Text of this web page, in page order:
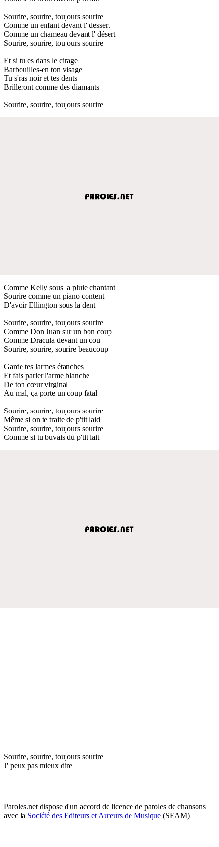
Sourire, sourire, toujours sourire
Comme un enfant devant l' dessert
Comme un chameau devant l' désert
Sourire, sourire, toujours sourire
Et si tu es dans le cirage
Barbouilles-en ton visage
Tu s'ras noir et tes dents
Brilleront comme des diamants
Sourire, sourire, toujours sourire
Comme Kelly sous la pluie chantant
Sourire comme un piano content
D'avoir Ellington sous la dent
Sourire, sourire, toujours sourire
Comme Don Juan sur un bon coup
Comme Dracula devant un cou
Sourire, sourire, sourire beaucoup
Garde tes larmes étanches
Et fais parler l'arme blanche
De ton cœur virginal
Au mal, ça porte un coup fatal
Sourire, sourire, toujours sourire
Même si on te traite de p'tit laid
Sourire, sourire, toujours sourire
Comme si tu buvais du p'tit lait
Sourire, sourire, toujours sourire
J' peux pas mieux dire
Paroles.net dispose d'un accord de licence de paroles de chansons
avec la Société des Editeurs et Auteurs de Musique (SEAM)